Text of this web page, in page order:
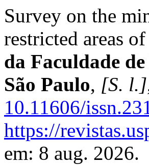
Survey on the
restricted areas
da Faculdade
São Paulo, [S. l.]
10.11606/
https://
em: 8 aug. 2026.